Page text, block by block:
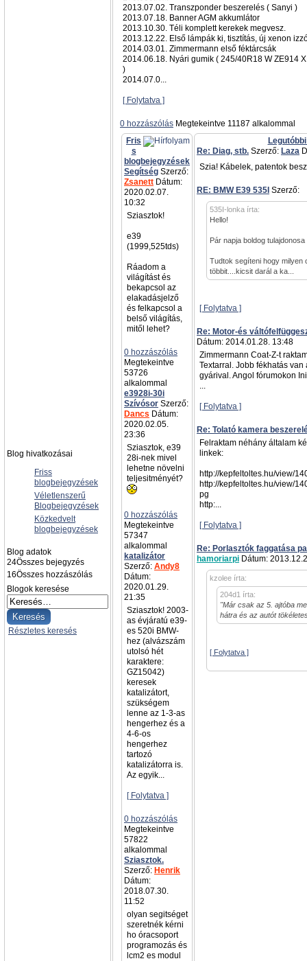
Blog hivatkozásai
Friss
blogbejegyzések
Véletlenszerű
Blogbejegyzések
Közkedvelt
blogbejegyzések
Blog adatok
24Összes bejegyzés
16Összes hozzászólás
Blogok keresése
Részletes keresés
2013.07.02. Transzponder beszerelés ( Sanyi )
2013.07.18. Banner AGM akkumlátor
2013.10.30. Téli komplett kerekek megvesz.
2013.12.22. Első lámpák ki, tisztítás, új xenon
2014.03.01. Zimmermann első féktárcsák
2014.06.18. Nyári gumik ( 245/40R18 W ZE914
)
2014.07.0...
[ Folytatva ]
0 hozzászólás Megtekeintve 11187 alkalommal
Fris
s
blogbejegyzések
Segítség Szerző:
Zsanett Dátum:
2020.02.07.
10:32
Sziasztok!
e39
(1999,525tds)
Ráadom a
világítást és
bekapcsol az
elakadásjelző
és felkapcsol a
belső világítás,
mitől lehet?
0 hozzászólás
Megtekeintve
53726
alkalommal
e3928i-30i
Szívósor Szerző:
Dancs Dátum:
2020.02.05.
23:36
Sziasztok, e39
28i-nek mivel
lehetne növelni
teljesitményét?
0 hozzászólás
Megtekeintve
57347
alkalommal
katalizátor
Szerző: Andy8
Dátum:
2020.01.29.
21:35
Sziasztok! 2003-
as évjáratú e39-
es 520i BMW-
hez (alvázszám
utolsó hét
karaktere:
GZ15042)
keresek
katalizátort,
szükségem
lenne az 1-3-as
hengerhez és a
4-6-os
hengerhez
tartozó
katalizátorra is.
Az egyik...
[ Folytatva ]
0 hozzászólás
Megtekeintve
57822
alkalommal
Sziasztok.
Szerző: Henrik
Dátum:
2018.07.30.
11:52
olyan segitséget
szeretnék kérni
ho óracsoport
programozás és
lcm2 es modul
Re: Diag, stb. Szerző: Laza
Szia! Kábelek, patentok
RE: BMW E39 535I Szerző:
535I-lonka írta:
Hello!
Pár napja boldog
Tudtok segíteni hogy milyen
többit....kicsit darál a ka...
[ Folytatva ]
Re: Motor-és
Dátum: 2014.01.28. 13:48
Zimmermann Coat-Z-t
Textarral. Jobb fékhatás
gyárival. Angol fórumokon
...
[ Folytatva ]
Re: Tolató kamera
Felraktam néhány általam
linkek:
http://kepfeltoltes.hu/view/
http://kepfeltoltes.hu/view/
pg
http:...
[ Folytatva ]
Re: Porlasztók faggatása
hamoriarpi Dátum:
kzolee írta:
204d1 írta:
"Már csak az 5. ajtóba
hátra és az autót
[ Folytatva ]